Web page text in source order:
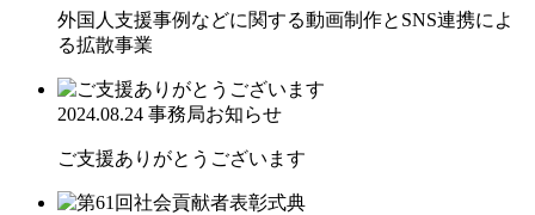
外国人支援事例などに関する動画制作とSNS連携によ
る拡散事業
2024.08.24 事務局お知らせ
ご支援ありがとうございます